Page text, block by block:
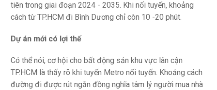
tiên trong giai đoạn 2024 - 2035. Khi nối tuyến, khoảng
cách từ TP.HCM đi Bình Dương chỉ còn 10 -20 phút.
Dự án mới có lợi thế
Có thể nói, cơ hội cho bất động sản khu vực lân cận
TP.HCM là thấy rõ khi tuyến Metro nối tuyến. Khoảng cách
đường đi được rút ngắn đồng nghĩa tâm lý người mua nhà